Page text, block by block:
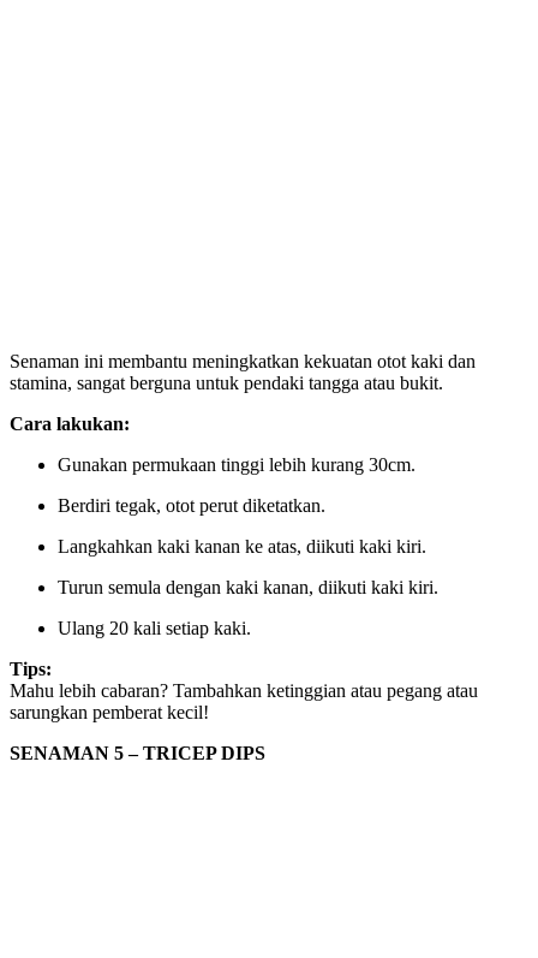
Senaman ini membantu meningkatkan kekuatan otot kaki dan
stamina, sangat berguna untuk pendaki tangga atau bukit.
Cara lakukan:
Gunakan permukaan tinggi lebih kurang 30cm.
Berdiri tegak, otot perut diketatkan.
Langkahkan kaki kanan ke atas, diikuti kaki kiri.
Turun semula dengan kaki kanan, diikuti kaki kiri.
Ulang 20 kali setiap kaki.
Tips:
Mahu lebih cabaran? Tambahkan ketinggian atau pegang atau
sarungkan pemberat kecil!
SENAMAN 5 – TRICEP DIPS